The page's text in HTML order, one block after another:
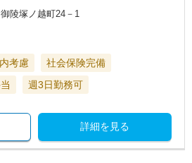
陵塚ノ越町24－1
考慮
社会保険完備
週3日勤務可
詳細を見る